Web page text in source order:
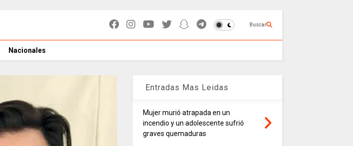
Buscar
Nacionales
Entradas Mas Leidas
Mujer murió atrapada en un
incendio y un adolescente sufrió
graves quemaduras